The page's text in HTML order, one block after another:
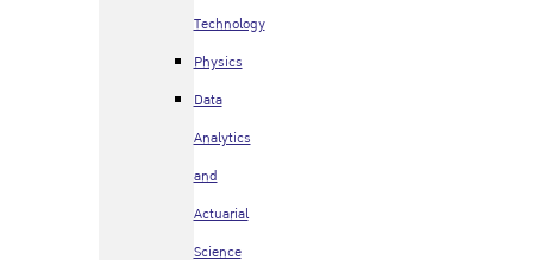
Technology
Physics
Data
Analytics
and
Actuarial
Science